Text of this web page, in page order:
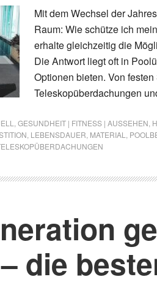
Mit dem Wechsel der
Raum: Wie schütze ich
erhalte gleichzeitig die
Die Antwort liegt oft in
Optionen bieten. Von
Teleskopüberdachungen
GESUNDHEIT | FITNESS | AUSSEHEN
LEBENSDAUER MATERIAL
die